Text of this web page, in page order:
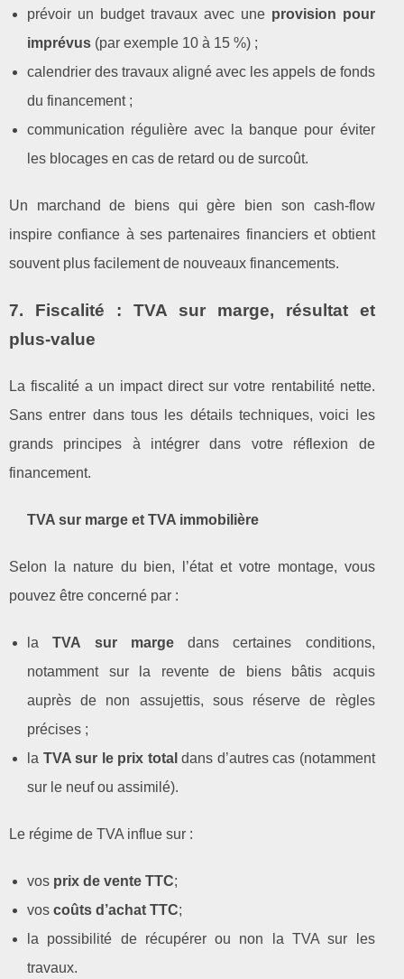
prévoir un budget travaux avec une provision pour
imprévus (par exemple 10 à 15 %) ;
calendrier des travaux aligné avec les appels de fonds
du financement ;
communication régulière avec la banque pour éviter
les blocages en cas de retard ou de surcoût.
Un marchand de biens qui gère bien son cash‑flow
inspire confiance à ses partenaires financiers et obtient
souvent plus facilement de nouveaux financements.
7. Fiscalité : TVA sur marge, résultat et
plus‑value
La fiscalité a un impact direct sur votre rentabilité nette.
Sans entrer dans tous les détails techniques, voici les
grands principes à intégrer dans votre réflexion de
financement.
TVA sur marge et TVA immobilière
Selon la nature du bien, l’état et votre montage, vous
pouvez être concerné par :
laTVA sur margedans certaines conditions,
notamment sur la revente de biens bâtis acquis
auprès de non assujettis, sous réserve de règles
précises ;
la TVA sur le prix total dans d’autres cas (notamment
sur le neuf ou assimilé).
Le régime de TVA influe sur :
vos prix de vente TTC;
vos coûts d’achat TTC;
la possibilité de récupérer ou non la TVA sur les
travaux.